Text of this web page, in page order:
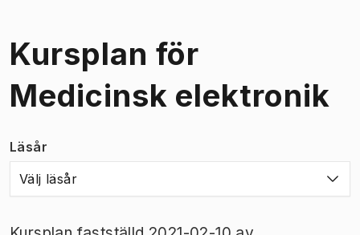
Kursplan för
Medicinsk elektronik
Läsår
Välj läsår